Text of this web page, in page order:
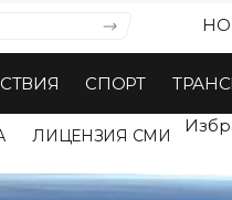
СПОРТ
ЛИЦЕНЗИЯ СМИ